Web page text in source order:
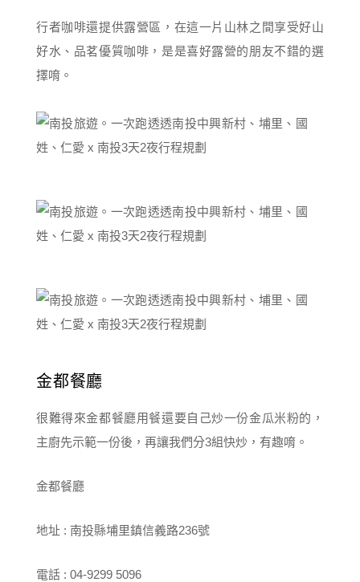
行者咖啡還提供露營區，在這一片山林之間享受好山
好水、品茗優質咖啡，是是喜好露營的朋友不錯的選
擇唷。
金都餐廳
很難得來金都餐廳用餐還要自己炒一份金瓜米粉的，
主廚先示範一份後，再讓我們分3組快炒，有趣唷。
金都餐廳
地址 : 南投縣埔里鎮信義路236號
電話 : 04-9299 5096